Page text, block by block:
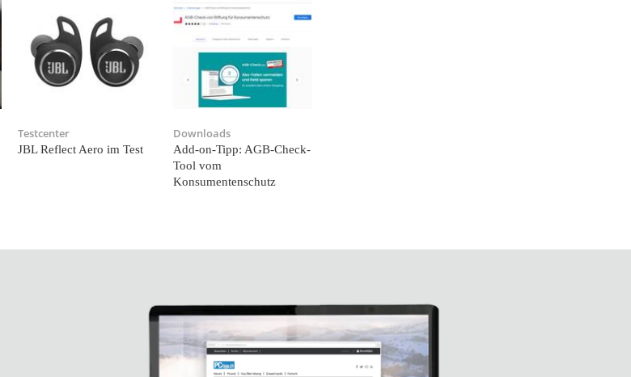
Testcenter
JBL Reflect Aero im Test
Downloads
Add-on-Tipp: AGB-Check-
Tool vom
Konsumentenschutz